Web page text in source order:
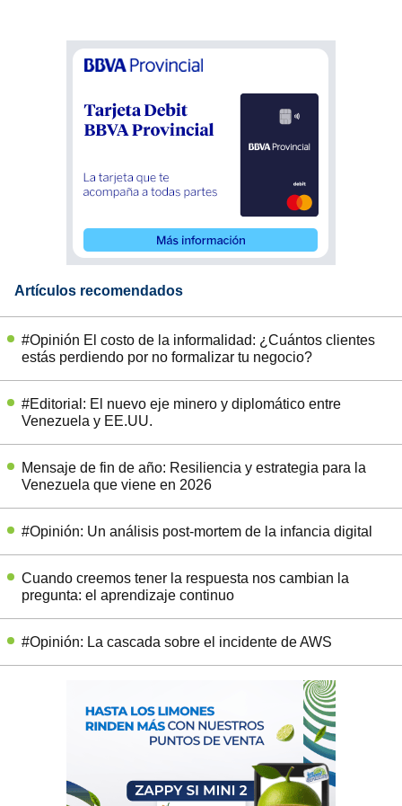
Artículos recomendados
#Opinión El costo de la informalidad: ¿Cuántos clientes
estás perdiendo por no formalizar tu negocio?
#Editorial: El nuevo eje minero y diplomático entre
Venezuela y EE.UU.
Mensaje de fin de año: Resiliencia y estrategia para la
Venezuela que viene en 2026
#Opinión: Un análisis post-mortem de la infancia digital
Cuando creemos tener la respuesta nos cambian la
pregunta: el aprendizaje continuo
#Opinión: La cascada sobre el incidente de AWS